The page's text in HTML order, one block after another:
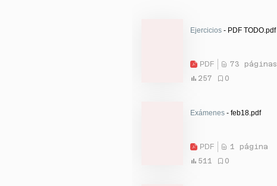
Ejercicios - PDF TODO.pdf
PDF
73 páginas
257
0
Exámenes - feb18.pdf
PDF
1 página
511
0